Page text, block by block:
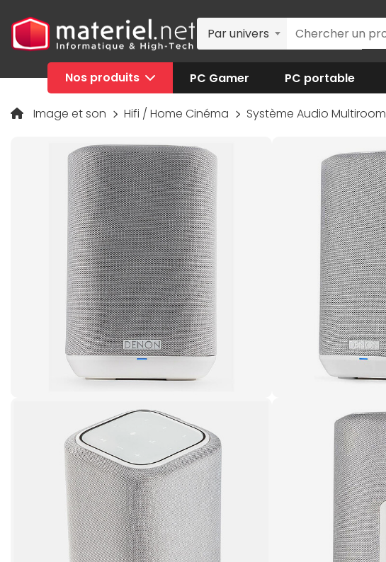
Par univers
Nos produits PC Gamer PC portable
Image et son Hifi / Home Cinéma Système Audio Multiroom